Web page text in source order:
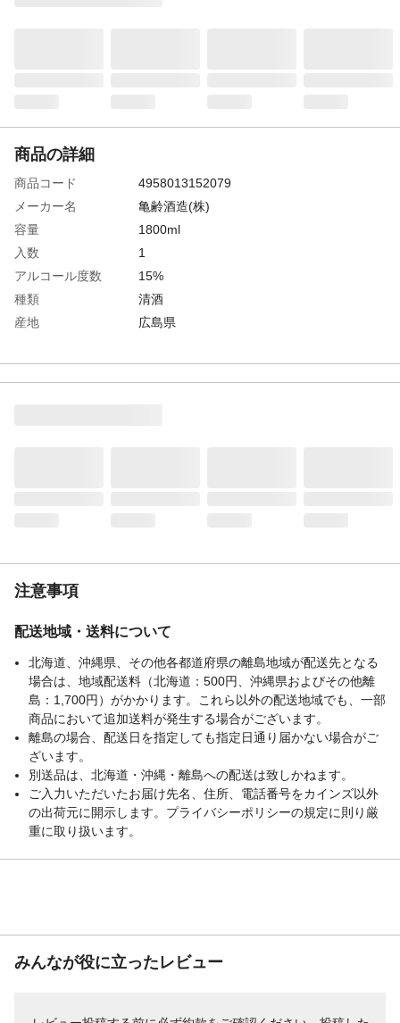
商品の詳細
商品コード
4958013152079
メーカー名
亀齢酒造(株)
容量
1800ml
入数
1
アルコール度数
15%
種類
清酒
産地
広島県
おすすめ料理
烏賊握り
注意事項
配送地域・送料について
北海道、沖縄県、その他各都道府県の離島地域が配送先となる
場合は、地域配送料（北海道：500円、沖縄県およびその他離
島：1,700円）がかかります。これら以外の配送地域でも、一部
商品において追加送料が発生する場合がございます。
離島の場合、配送日を指定しても指定日通り届かない場合がご
ざいます。
別送品は、北海道・沖縄・離島への配送は致しかねます。
ご入力いただいたお届け先名、住所、電話番号をカインズ以外
の出荷元に開示します。プライバシーポリシーの規定に則り厳
重に取り扱います。
みんなが役に立ったレビュー